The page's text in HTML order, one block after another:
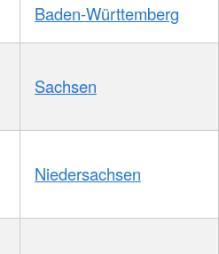
Baden-Württemberg
Sachsen
Niedersachsen